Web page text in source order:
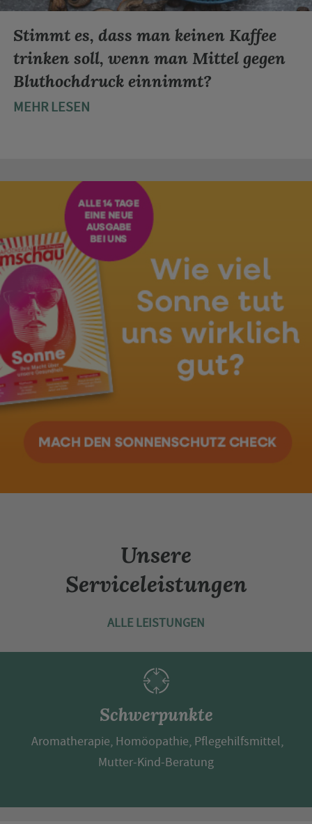
Stimmt es, dass man keinen Kaffee
trinken soll, wenn man Mittel gegen
Bluthochdruck einnimmt?
MEHR LESEN
Unsere
Serviceleistungen
ALLE LEISTUNGEN
Schwerpunkte
Aromatherapie, Homöopathie, Pflegehilfsmittel,
Mutter-Kind-Beratung